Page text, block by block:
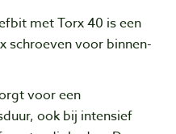
met Torx 40 is een
schroeven voor binnen-
voor een
ook bij intensief